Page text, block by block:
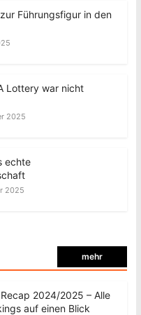
Führungsfigur in den
Lottery war nicht
2025
echte
2025
mehr
2024/2025 – Alle
auf einen Blick